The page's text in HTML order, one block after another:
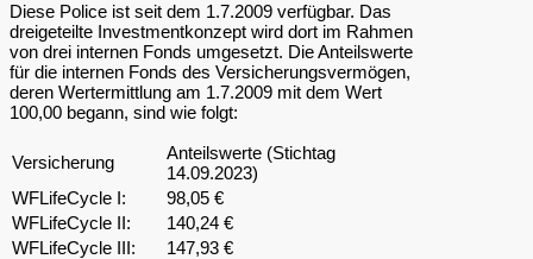
Diese Police ist seit dem 1.7.2009 verfügbar. Das
dreigeteilte Investmentkonzept wird dort im Rahmen
von drei internen Fonds umgesetzt. Die Anteilswerte
für die internen Fonds des Versicherungsvermögen,
deren Wertermittlung am 1.7.2009 mit dem Wert
100,00 begann, sind wie folgt:
Versicherung
Anteilswerte (Stichtag
14.09.2023)
WFLifeCycle I:
98,05 €
WFLifeCycle II:
140,24 €
WFLifeCycle III:
147,93 €